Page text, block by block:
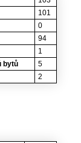
101
0
94
1
bytů
5
2